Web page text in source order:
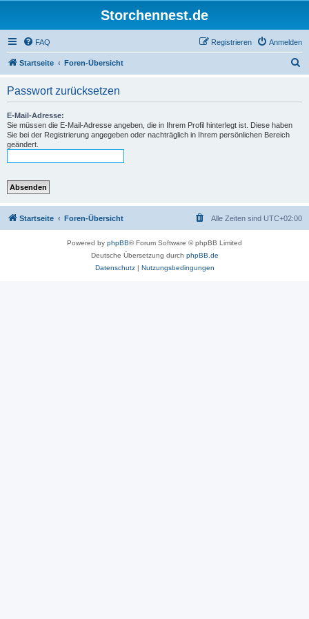
Storchennest.de
FAQ Anmelden
Registrieren
Startseite Foren-Übersicht
Passwort zurücksetzen
E-Mail-Adresse:
Sie müssen die E-Mail-Adresse angeben, die in Ihrem Profil hinterlegt ist. Diese haben
Sie bei der Registrierung angegeben oder nachträglich in Ihrem persönlichen Bereich
geändert.
Startseite Foren-Übersicht Alle Zeiten sind UTC+02:00
Powered by phpBB® Forum Software © phpBB Limited
Deutsche Übersetzung durch phpBB.de
Datenschutz| Nutzungsbedingungen